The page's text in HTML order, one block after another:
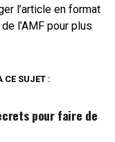
l’article en format
l’AMF pour plus
CE SUJET :
pour faire de